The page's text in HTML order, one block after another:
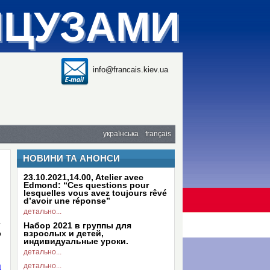
info@francais.kiev.ua
українська français
НОВИНИ ТА АНОНСИ
23.10.2021,14.00, Atelier avec
Edmond: “Ces questions pour
lesquelles vous avez toujours rêvé
d’avoir une réponse”
детально...
Набор 2021 в группы для
взрослых и детей,
индивидуальные уроки.
детально...
детально...